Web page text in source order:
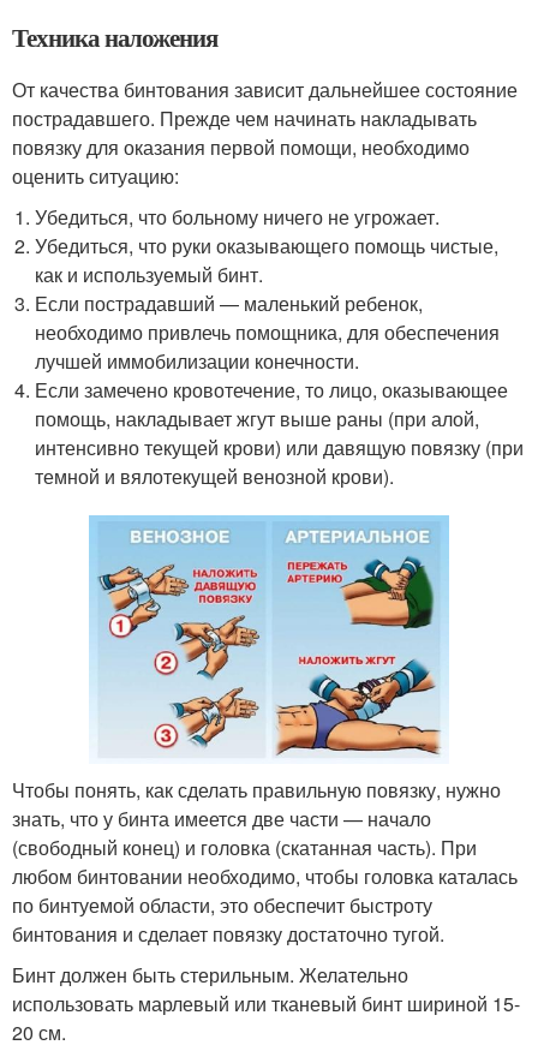
Техника наложения
От качества бинтования зависит дальнейшее состояние
пострадавшего. Прежде чем начинать накладывать
повязку для оказания первой помощи, необходимо
оценить ситуацию:
Убедиться, что больному ничего не угрожает.
Убедиться, что руки оказывающего помощь чистые,
как и используемый бинт.
Если пострадавший — маленький ребенок,
необходимо привлечь помощника, для обеспечения
лучшей иммобилизации конечности.
Если замечено кровотечение, то лицо, оказывающее
помощь, накладывает жгут выше раны (при алой,
интенсивно текущей крови) или давящую повязку (при
темной и вялотекущей венозной крови).
Чтобы понять, как сделать правильную повязку, нужно
знать, что у бинта имеется две части — начало
(свободный конец) и головка (скатанная часть). При
любом бинтовании необходимо, чтобы головка каталась
по бинтуемой области, это обеспечит быстроту
бинтования и сделает повязку достаточно тугой.
Бинт должен быть стерильным. Желательно
использовать марлевый или тканевый бинт шириной 15-
20 см.